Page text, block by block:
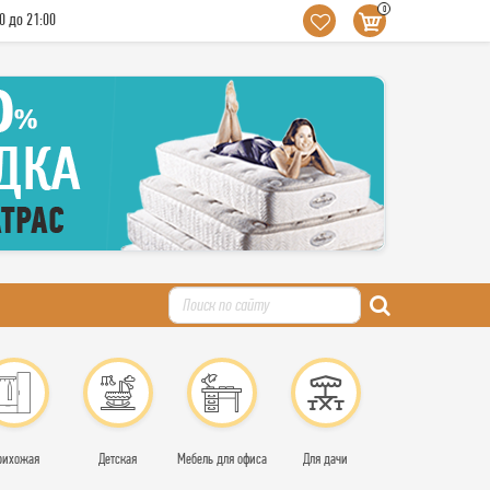
до 21:00
0
Детская Мебель для офиса Для дачи